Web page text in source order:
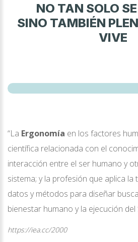
NO TAN SOLO
SINO TAMBIÉN
VIVE
“La Ergonomía en los factores
científica relacionada con el
interacción entre el ser humano y
sistema; y la profesión que aplica la
datos y métodos para diseñar
bienestar humano y la ejecución del
https://iea.cc/2000